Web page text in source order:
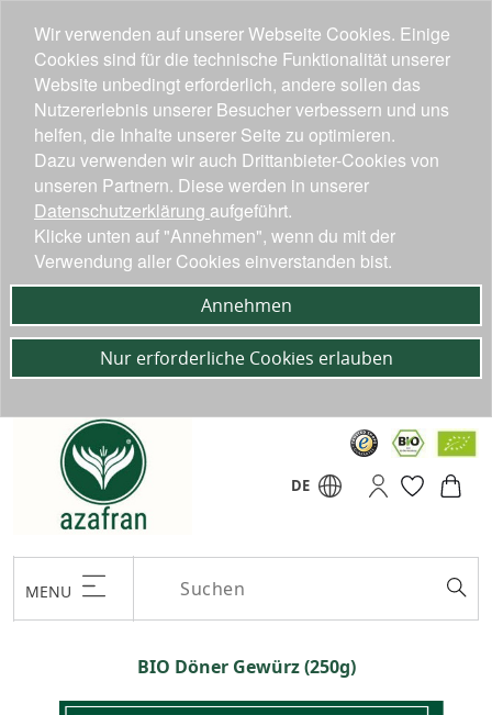
DE
MENU
BIO Döner Gewürz (250g)
Wir verwenden auf unserer Webseite Cookies. Einige
Cookies sind für die technische Funktionalität unserer
Website unbedingt erforderlich, andere sollen das
Nutzererlebnis unserer Besucher verbessern und uns
helfen, die Inhalte unserer Seite zu optimieren.
Dazu verwenden wir auch Drittanbieter-Cookies von
unseren Partnern. Diese werden in unserer
Datenschutzerklärung aufgeführt.
Klicke unten auf "Annehmen", wenn du mit der
Verwendung aller Cookies einverstanden bist.
Annehmen
Nur erforderliche Cookies erlauben